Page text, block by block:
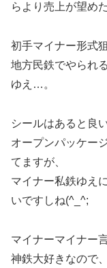
らより売上が望め
初手マイナー形式
地方民鉄でやられ
ゆえ…。
シールはあると良
オープンパッケー
てますが、
マイナー私鉄ゆえ
いですしね(^_^;
マイナーマイナー
神鉄大好きなので